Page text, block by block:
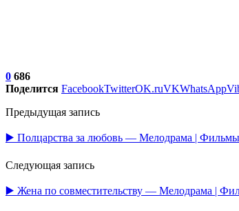
0 686
Поделится FacebookTwitterOK.ruVKWhatsApp
Предыдущая запись
▶️ Полцарства за любовь — Мелодрама |
Следующая запись
▶️ Жена по совместительству — Мелодрама |